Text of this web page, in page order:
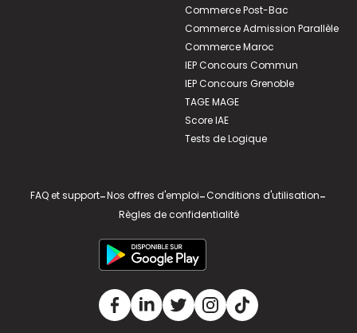
Commerce Post-Bac
Commerce Admission Parallèle
Commerce Maroc
IEP Concours Commun
IEP Concours Grenoble
TAGE MAGE
Score IAE
Tests de Logique
FAQ et support-Nos offres d'emploi-Conditions d'utilisation-
Règles de confidentialité